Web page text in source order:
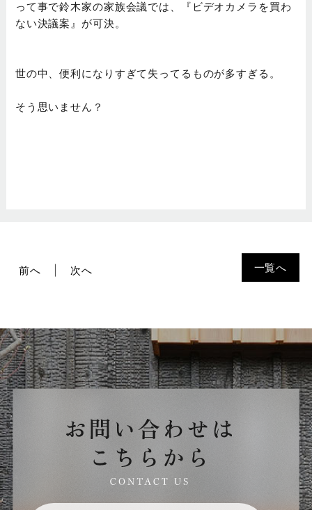
って事で鈴木家の家族会議では、『ビデオカメラを買わ
ない決議案』が可決。
世の中、便利になりすぎて失ってるものが多すぎる。
そう思いません？
一覧へ
前へ 次へ